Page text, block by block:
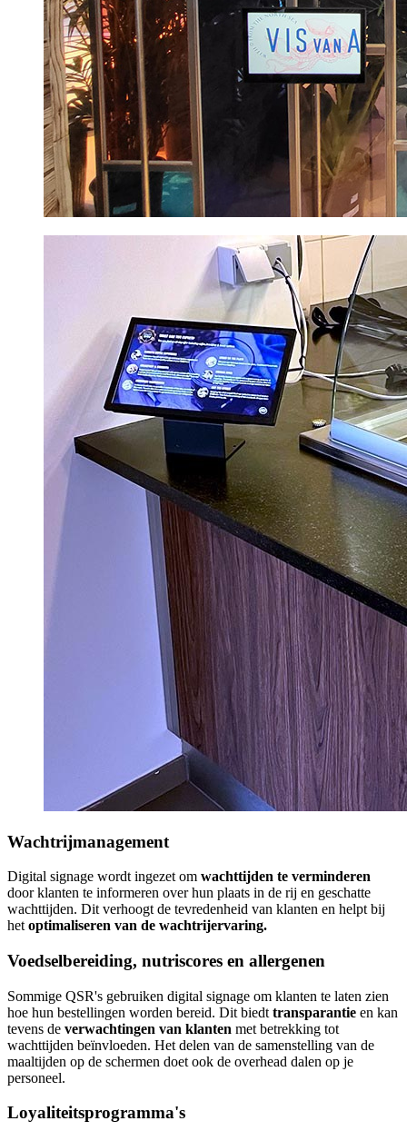
Wachtrijmanagement
Digital signage wordt ingezet om wachttijden te verminderen
door klanten te informeren over hun plaats in de rij en geschatte
wachttijden. Dit verhoogt de tevredenheid van klanten en helpt bij
het optimaliseren van de wachtrijervaring.
Voedselbereiding, nutriscores en allergenen
Sommige QSR's gebruiken digital signage om klanten te laten zien
hoe hun bestellingen worden bereid. Dit biedt transparantie en kan
tevens de verwachtingen van klanten met betrekking tot
wachttijden beïnvloeden. Het delen van de samenstelling van de
maaltijden op de schermen doet ook de overhead dalen op je
personeel.
Loyaliteitsprogramma's